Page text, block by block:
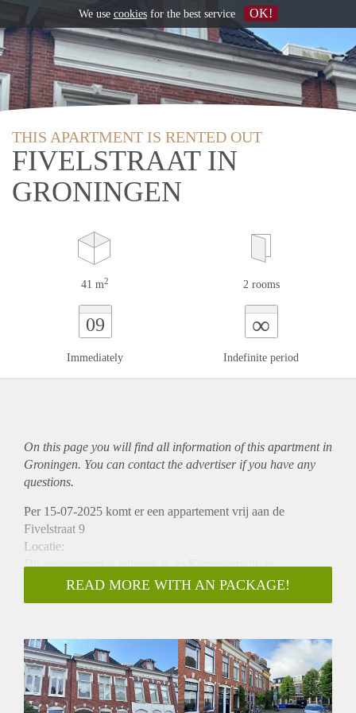
THIS APARTMENT IS RENTED OUT
FIVELSTRAAT IN
GRONINGEN
41 m2 2 rooms
09
Immediately
∞
Indefinite period
On this page you will find all information of this apartmentin
Groningen. You can contact the advertiser if you have any
questions.
Per 15-07-2025 komt er een appartement vrij aan de
Fivelstraat 9
Locatie:
Dit appartement is gelegen in de Korrewegwijk in
Groningen, een prettige en goed bereikbare omgeving met
alle voorzieningen in de buurt. Binnen enkele minuten zijn
appartement ideaal voor wie comfortabel wil wonen in een
rustige omgeving.
Indeling:
Het appartement heeft een woonoppervlakte van 41,32 m2
READ MORE WITH AN PACKAGE!
We use cookiesfor the best service OK!